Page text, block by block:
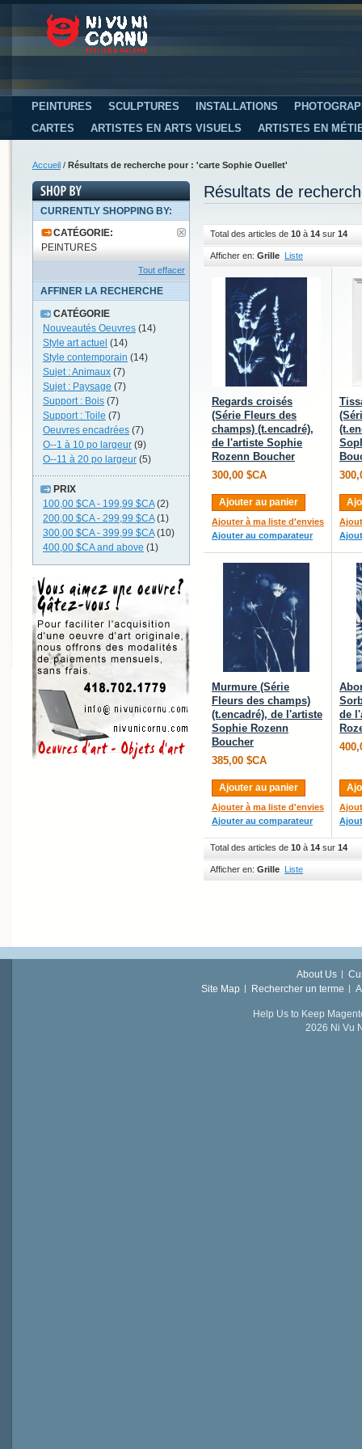
PEINTURES SCULPTURES INSTALLATIONS
CARTES
ARTISTES EN ARTS VISUELS ARTISTES EN
Accueil / Résultats de recherche pour : 'carte Sophie Ouellet'
Résultats de
Total des articles de 10 à 14 sur 14
Afficher en: Grille Liste
Regards croisés
(Série Fleurs des
champs) (t.encadré),
de l'artiste Sophie
Rozenn Boucher
300,00 $CA
Ajouter au panier
Ajouter à ma liste d'envies
Ajouter au comparateur
Murmure (Série
Fleurs des champs)
(t.encadré), de l'artiste
Sophie Rozenn
Boucher
385,00 $CA
Ajouter au panier
Ajouter à ma liste d'envies
Ajouter au comparateur
de
Total des articles de 10 à 14 sur 14
Afficher en: Grille Liste
CURRENTLY SHOPPING BY:
CATÉGORIE:
PEINTURES
Tout effacer
AFFINER LA RECHERCHE
CATÉGORIE
Nouveautés Oeuvres (14)
Style art actuel (14)
Style contemporain (14)
Sujet : Animaux (7)
Sujet : Paysage (7)
Support : Bois (7)
Support : Toile (7)
Oeuvres encadrées (7)
O--1 à 10 po largeur (9)
O--11 à 20 po largeur (5)
PRIX
100,00 $CA- 199,99 $CA(2)
200,00 $CA- 299,99 $CA(1)
300,00 $CA- 399,99 $CA(10)
400,00 $CAand above (1)
About Us
Site Map
Rechercher un terme
Help Us to Keep
2026 Ni Vu